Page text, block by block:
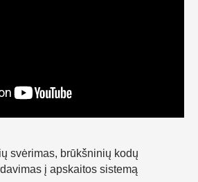
svėrimas, brūkšninių kodų
į apskaitos sistemą